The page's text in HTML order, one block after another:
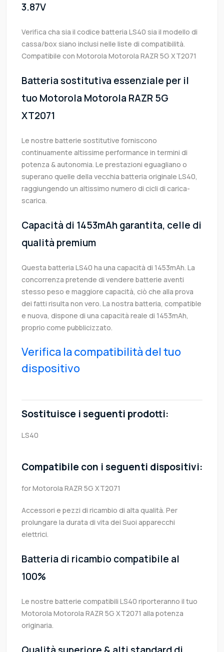
3.87V
Verifica cha sia il codice batteria LS40 sia il modello di
cassa/box siano inclusi nelle liste di compatibilità.
Compatibile con Motorola Motorola RAZR 5G XT2071
Batteria sostitutiva essenziale per il
tuo Motorola Motorola RAZR 5G
XT2071
Le nostre batterie sostitutive forniscono
continuamente altissime performance in termini di
potenza & autonomia. Le prestazioni eguagliano o
superano quelle della vecchia batteria originale LS40,
raggiungendo un altissimo numero di cicli di carica-
scarica.
Capacità di 1453mAh garantita, celle di
qualità premium
Questa batteria LS40 ha una capacità di 1453mAh. La
concorrenza pretende di vendere batterie aventi
stesso peso e maggiore capacità, ciò che alla prova
dei fatti risulta non vero. La nostra batteria, compatible
e nuova, dispone di una capacità reale di 1453mAh,
proprio come pubblicizzato.
Verifica la compatibilità del tuo
dispositivo
Sostituisce i seguenti prodotti:
LS40
Compatibile con i seguenti dispositivi:
for Motorola RAZR 5G XT2071
Accessori e pezzi di ricambio di alta qualità. Per
prolungare la durata di vita dei Suoi apparecchi
elettrici.
Batteria di ricambio compatibile al
100%
Le nostre batterie compatibili LS40 riporteranno il tuo
Motorola Motorola RAZR 5G XT2071 alla potenza
originaria.